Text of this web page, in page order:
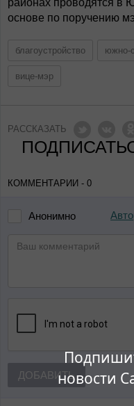
новости
районах проводятся в
основе по поручению
благоустройство южно-
вице-мэр
РАССКАЗАТЬ
КОММЕНТАРИИ - 0
Анонимно
ДОБАВИТЬ